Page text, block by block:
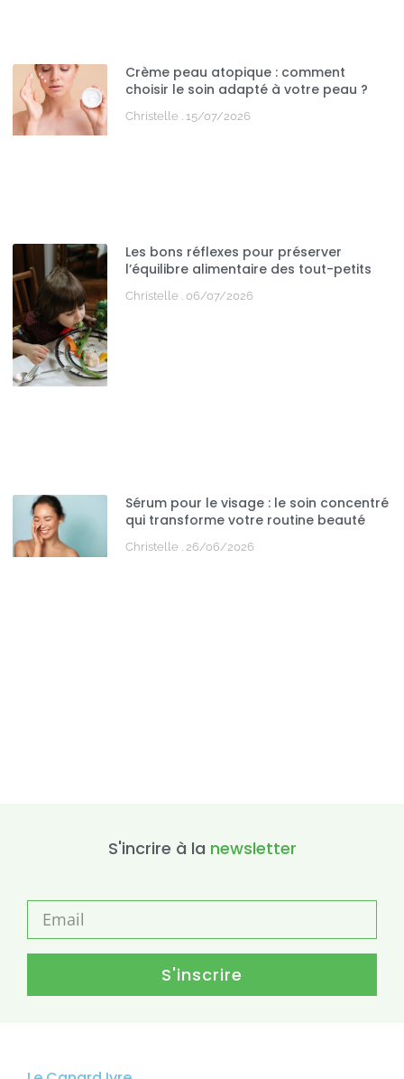
Crème peau atopique : comment
choisir le soin adapté à votre peau ?
Christelle 15/07/2026
Les bons réflexes pour préserver
l’équilibre alimentaire des tout-petits
Christelle 06/07/2026
Sérum pour le visage : le soin concentré
qui transforme votre routine beauté
Christelle 26/06/2026
S'incrire à la newsletter
S'inscrire